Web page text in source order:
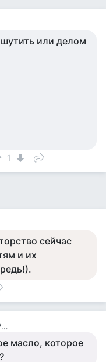
или делом
1
сейчас
и их
Вадим Козлов-Член Сп И Сж России.будут Вопросы -Звоните 8 926 571 18 95
масло, которое